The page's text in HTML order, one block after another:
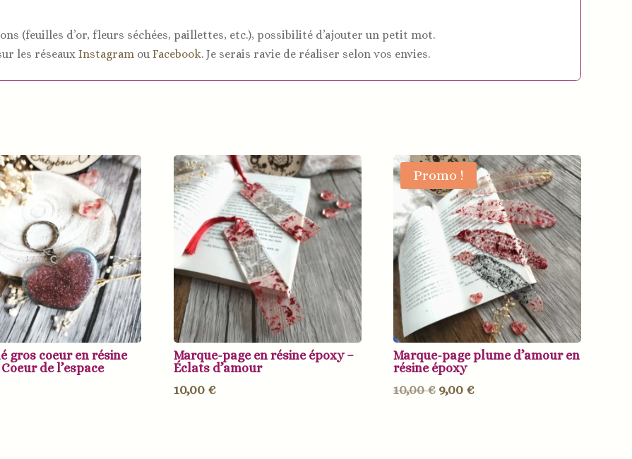
(feuilles d’or, fleurs séchées, paillettes, etc.), possibilité d’ajouter un petit mot.
les réseaux Instagram ou Facebook. Je serais ravie de réaliser selon vos envies.
gros coeur en résine
de l’espace
Marque-page en résine époxy –
Éclats d’amour
10,00 €
Promo !
Marque-page plume d’amour en
résine époxy
10,00€ Le
9,00 €Le